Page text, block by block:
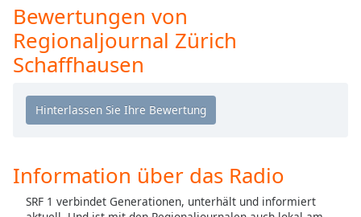
Opacity
Font
Edge
Style
Bewertungen von
Regionaljournal Zürich
Schaffhausen
Information über das Radio
SRF 1 verbindet Generationen, unterhält und informiert